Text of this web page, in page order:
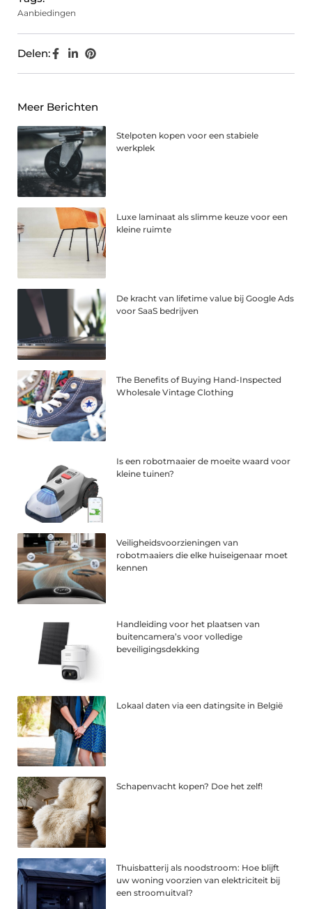
Aanbiedingen
Delen:
Meer Berichten
Stelpoten kopen voor een stabiele
werkplek
Luxe laminaat als slimme keuze voor een
kleine ruimte
De kracht van lifetime value bij Google Ads
voor SaaS bedrijven
The Benefits of Buying Hand-Inspected
Wholesale Vintage Clothing
Is een robotmaaier de moeite waard voor
kleine tuinen?
Veiligheidsvoorzieningen van
robotmaaiers die elke huiseigenaar moet
kennen
Handleiding voor het plaatsen van
buitencamera’s voor volledige
beveiligingsdekking
Lokaal daten via een datingsite in België
Schapenvacht kopen? Doe het zelf!
Thuisbatterij als noodstroom: Hoe blijft
uw woning voorzien van elektriciteit bij
een stroomuitval?